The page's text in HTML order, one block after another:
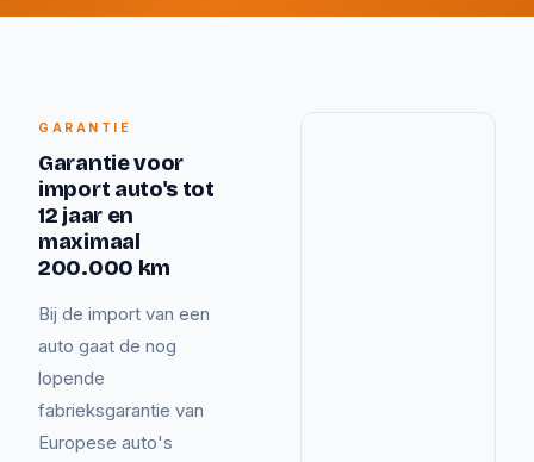
GARANTIE
Garantie voor
import auto's tot
12 jaar en
maximaal
200.000 km
Bij de import van een
auto gaat de nog
lopende
fabrieksgarantie van
Europese auto's